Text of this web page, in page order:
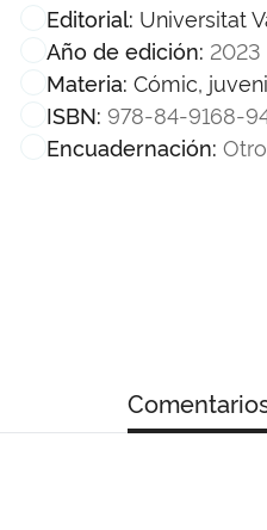
Editorial: Universitat
Año de edición: 2023
Materia: Cómic,
ISBN: 978-84-9168-
Encuadernación: